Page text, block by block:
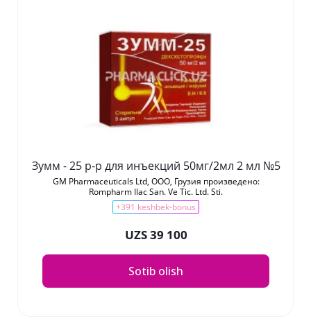
Зумм - 25 р-р для инъекций 50мг/2мл 2 мл №5
GM Pharmaceuticals Ltd, ООО, Грузия произведено:
Rompharm Ilaс San. Ve Tic. Ltd. Sti.
+391 keshbek-bonus
UZS 39 100
Sotib olish